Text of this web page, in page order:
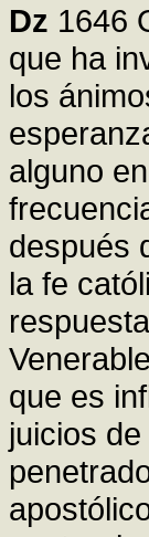
Dz 1646
que ha
los
alguno
después
la fe
que es
juicios